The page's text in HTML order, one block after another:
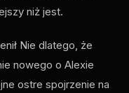
niż jest.
Nie dlatego, że
nowego o Alexie
ostre spojrzenie na